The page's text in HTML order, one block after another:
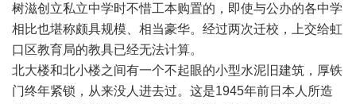
树滋创立私立中学时不惜工本购置的，即使与公办的各中学
相比也堪称颇具规模、相当豪华。经过两次迁校，上交给虹
口区教育局的教具已经无法计算。
北大楼和北小楼之间有一个不起眼的小型水泥旧建筑，厚铁
门终年紧锁，从来没人进去过。这是1945年前日本人所造